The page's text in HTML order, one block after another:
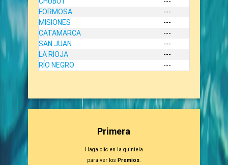
FORMOSA
---
MISIONES
---
CATAMARCA
---
SAN JUAN
---
LA RIOJA
---
RÍO NEGRO
---
Primera
Haga clic en la quiniela
para ver los Premios.